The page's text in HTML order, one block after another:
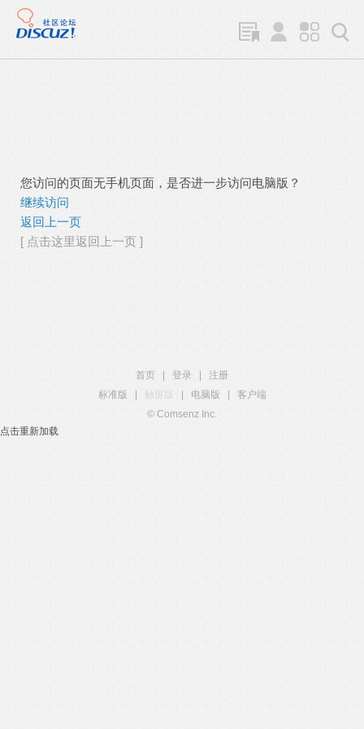
您访问的页面无手机页面，是否进一步访问电脑版？
继续访问
返回上一页
[ 点击这里返回上一页 ]
首页 登录
注册
标准版
触屏版 电脑版
客户端
© Comsenz Inc.
点击重新加载